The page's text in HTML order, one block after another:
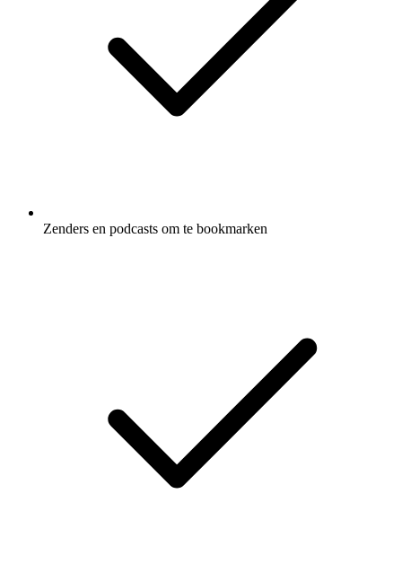
Zenders en podcasts om te bookmarken